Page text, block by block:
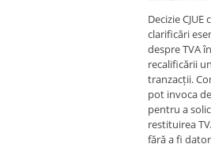
Decizie CJUE
clarificări
despre TVA
recalificării
tranzacții.
pot invoca
pentru a
restituirea
fără a fi